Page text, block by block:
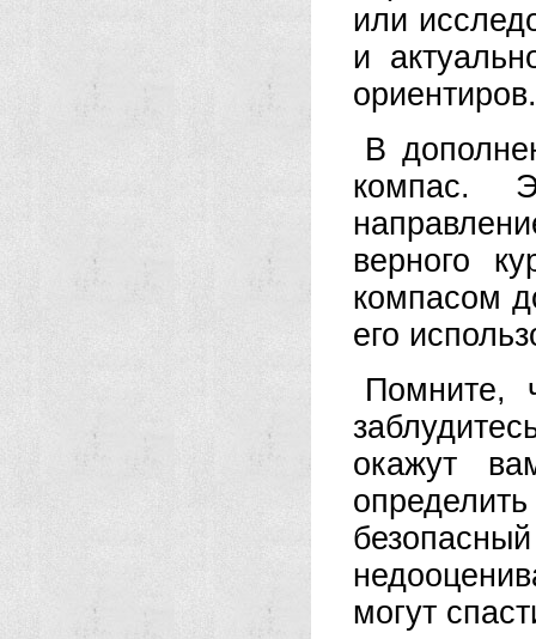
или
и
ориентиров.
В
компас.
верного
компасом
его
Помните,
окажут
могут